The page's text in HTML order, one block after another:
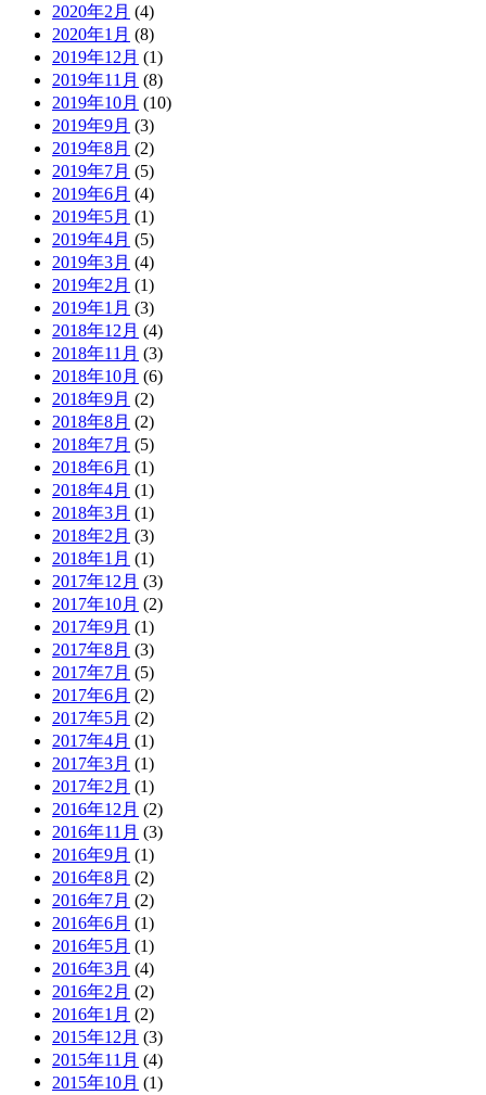
2020年2月 (4)
2020年1月 (8)
2019年12月 (1)
2019年11月 (8)
2019年10月 (10)
2019年9月 (3)
2019年8月 (2)
2019年7月 (5)
2019年6月 (4)
2019年5月 (1)
2019年4月 (5)
2019年3月 (4)
2019年2月 (1)
2019年1月 (3)
2018年12月 (4)
2018年11月 (3)
2018年10月 (6)
2018年9月 (2)
2018年8月 (2)
2018年7月 (5)
2018年6月 (1)
2018年4月 (1)
2018年3月 (1)
2018年2月 (3)
2018年1月 (1)
2017年12月 (3)
2017年10月 (2)
2017年9月 (1)
2017年8月 (3)
2017年7月 (5)
2017年6月 (2)
2017年5月 (2)
2017年4月 (1)
2017年3月 (1)
2017年2月 (1)
2016年12月 (2)
2016年11月 (3)
2016年9月 (1)
2016年8月 (2)
2016年7月 (2)
2016年6月 (1)
2016年5月 (1)
2016年3月 (4)
2016年2月 (2)
2016年1月 (2)
2015年12月 (3)
2015年11月 (4)
2015年10月 (1)